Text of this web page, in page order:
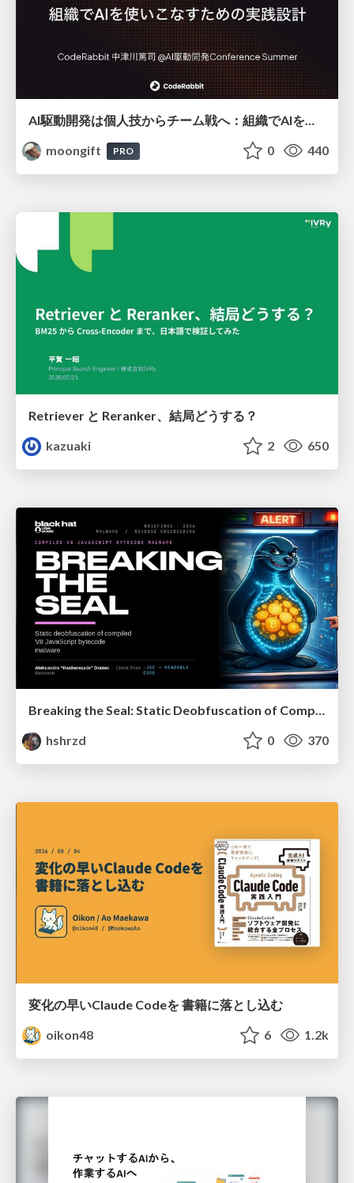
AI駆動開発は個人技からチーム戦へ：組織でAIを使いこなすための実践設計
moongift
PRO 0 440
Retriever と Reranker、結局どうする？
kazuaki
2 650
Breaking the Seal: Static Deobfuscation of Compiled V8 JavaScript Bytecode Malware
hshrzd
0 370
変化の早いClaude Codeを 書籍に落とし込む
oikon48
6 1.2k